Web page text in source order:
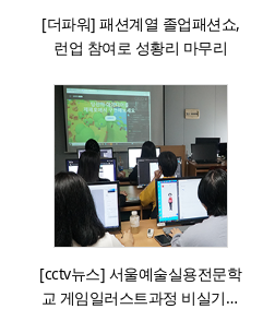
[더파워] 패션계열 졸업패션쇼,
런업 참여로 성황리 마무리
[cctv뉴스] 서울예술실용전문학
교 게임일러스트과정 비실기전